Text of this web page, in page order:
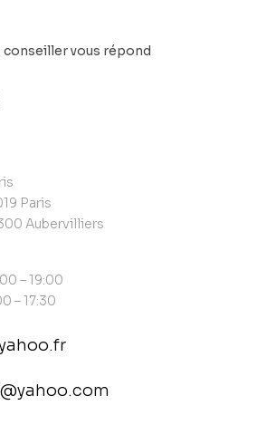
vous répond
Paris
Aubervilliers
– 19:00
– 17:30